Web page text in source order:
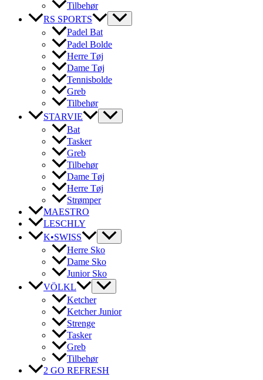
Tilbehør
RS SPORTS
Padel Bat
Padel Bolde
Herre Tøj
Dame Tøj
Tennisbolde
Greb
Tilbehør
STARVIE
Bat
Tasker
Greb
Tilbehør
Dame Tøj
Herre Tøj
Strømper
MAESTRO
LESCHLY
K•SWISS
Herre Sko
Dame Sko
Junior Sko
VÖLKL
Ketcher
Ketcher Junior
Strenge
Tasker
Greb
Tilbehør
2 GO REFRESH